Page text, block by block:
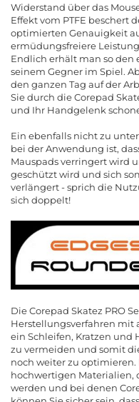
Widerstand über das
Effekt vom PTFE beschert
optimierten Genauigkeit
ermüdungsfreiere
Endlich erhält man so
seinem Gegner im Spiel.
den ganzen Tag auf der
Sie durch die Corepad
und Ihr Handgelenk
Ein ebenfalls nicht zu
bei der Anwendung ist,
Mauspads verringert wird
geschützt wird und sich
verlängert - sprich die
sich doppelt!
Die Corepad Skatez PRO
Herstellungsverfahren mit
ein Schleifen, Kratzen und
zu vermeiden und somit
noch weiter zu
hochwertigen Materialien,
werden und bei denen